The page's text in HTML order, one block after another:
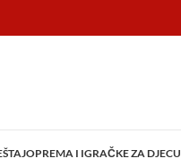
OPREMA I IGRAČKE ZA DJECU